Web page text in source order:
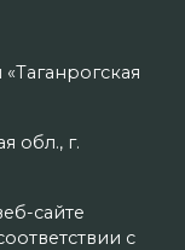
обл., г.
сайте
с